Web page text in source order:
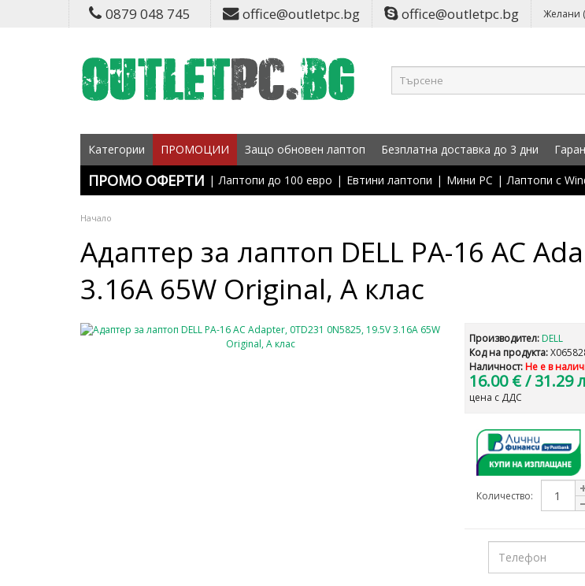
0879 048 745 office@outletpc.bg office@outletpc.bg Желани
Категории ПРОМОЦИИ Защо обновен лаптоп Безплатна доставка до 3 дни
ПРОМО ОФЕРТИ | Лаптопи до 100 евро | Евтини лаптопи | Мини PC | Лаптопи с
Начало
Адаптер за лаптоп DELL PA-16 AC
3.16A 65W Original, А клас
Производител: DELL
Код на продукта:
Наличност: Не е в
16.00 € / 31.29
цена с ДДС
Количество: